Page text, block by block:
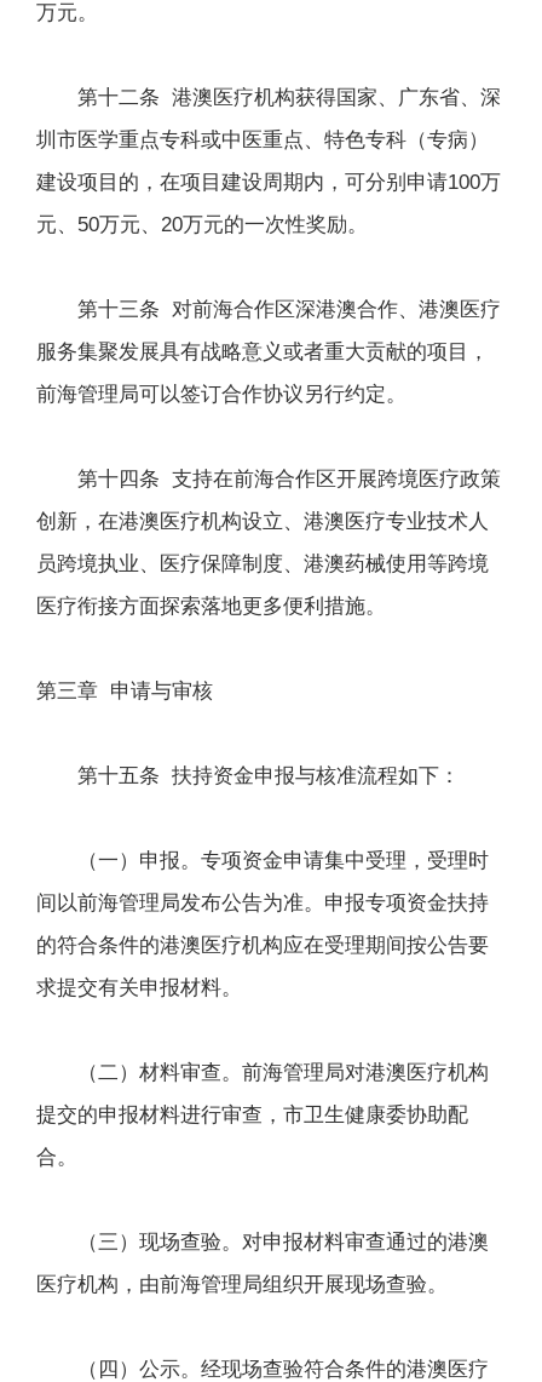
万元。
第十二条 港澳医疗机构获得国家、广东省、深
圳市医学重点专科或中医重点、特色专科（专病）
建设项目的，在项目建设周期内，可分别申请100万
元、50万元、20万元的一次性奖励。
第十三条 对前海合作区深港澳合作、港澳医疗
服务集聚发展具有战略意义或者重大贡献的项目，
前海管理局可以签订合作协议另行约定。
第十四条 支持在前海合作区开展跨境医疗政策
创新，在港澳医疗机构设立、港澳医疗专业技术人
员跨境执业、医疗保障制度、港澳药械使用等跨境
医疗衔接方面探索落地更多便利措施。
第三章 申请与审核
第十五条 扶持资金申报与核准流程如下：
（一）申报。专项资金申请集中受理，受理时
间以前海管理局发布公告为准。申报专项资金扶持
的符合条件的港澳医疗机构应在受理期间按公告要
求提交有关申报材料。
（二）材料审查。前海管理局对港澳医疗机构
提交的申报材料进行审查，市卫生健康委协助配
合。
（三）现场查验。对申报材料审查通过的港澳
医疗机构，由前海管理局组织开展现场查验。
（四）公示。经现场查验符合条件的港澳医疗